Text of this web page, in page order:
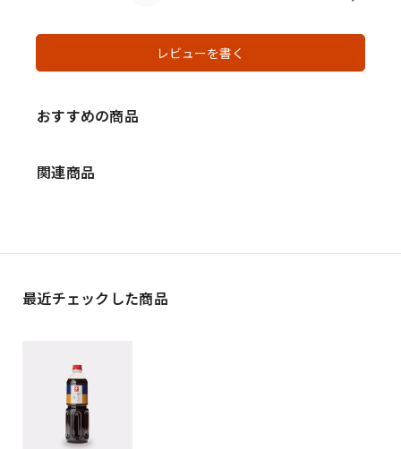
レビューを書く
おすすめの商品
関連商品
最近チェックした商品